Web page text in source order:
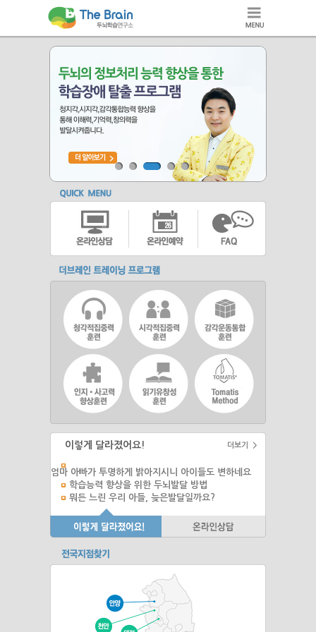
이렇게 달라졌어요! 더보기 >
엄마 아빠가 투명하게 밝아지시니 아이들도 변하네요
학습능력 향상을 위한 두뇌발달 방법
뭐든 느린 우리 아들, 늦은발달일까요?